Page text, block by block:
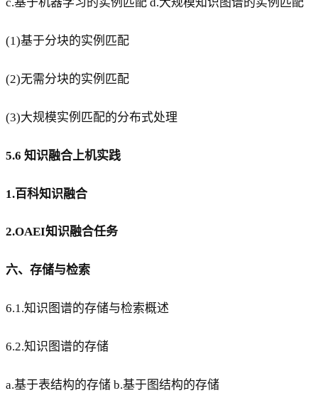
(1)基于分块的实例匹配
(2)无需分块的实例匹配
(3)大规模实例匹配的分布式处理
5.6 知识融合上机实践
1.百科知识融合
2.OAEI知识融合任务
六、存储与检索
6.1.知识图谱的存储与检索概述
6.2.知识图谱的存储
a.基于表结构的存储 b.基于图结构的存储